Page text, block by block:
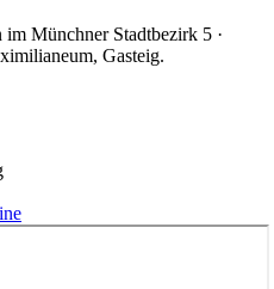
Münchner Stadtbezirk 5 ·
Gasteig.